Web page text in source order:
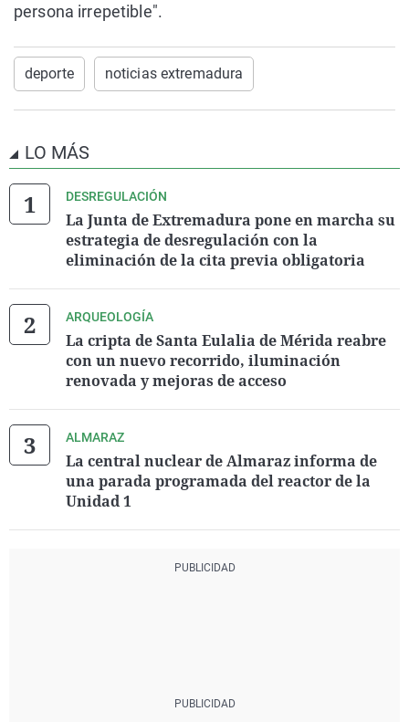
persona irrepetible".
deporte noticias extremadura
LO MÁS
DESREGULACIÓN
La Junta de Extremadura pone en marcha su
estrategia de desregulación con la
eliminación de la cita previa obligatoria
ARQUEOLOGÍA
La cripta de Santa Eulalia de Mérida reabre
con un nuevo recorrido, iluminación
renovada y mejoras de acceso
ALMARAZ
La central nuclear de Almaraz informa de
una parada programada del reactor de la
Unidad 1